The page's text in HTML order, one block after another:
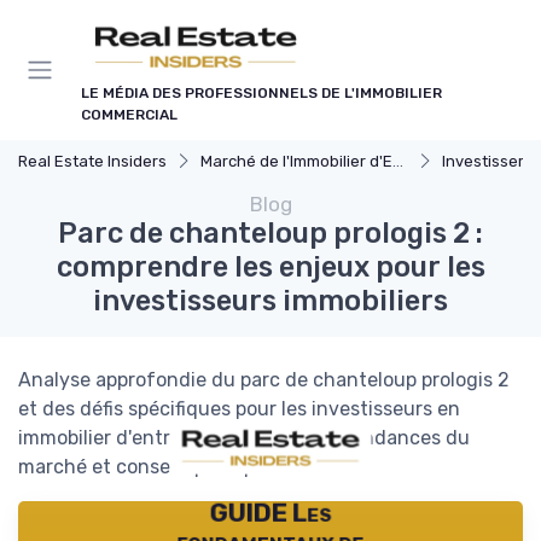
LE MÉDIA DES PROFESSIONNELS DE L'IMMOBILIER
COMMERCIAL
Real Estate Insiders Marché de l'Immobilier d'Entreprise Investissements
Blog
Parc de chanteloup prologis 2 :
comprendre les enjeux pour les
investisseurs immobiliers
Analyse approfondie du parc de chanteloup prologis 2
et des défis spécifiques pour les investisseurs en
immobilier d'entreprise. Points clés, tendances du
marché et conseils pratiques.
GUIDE Les